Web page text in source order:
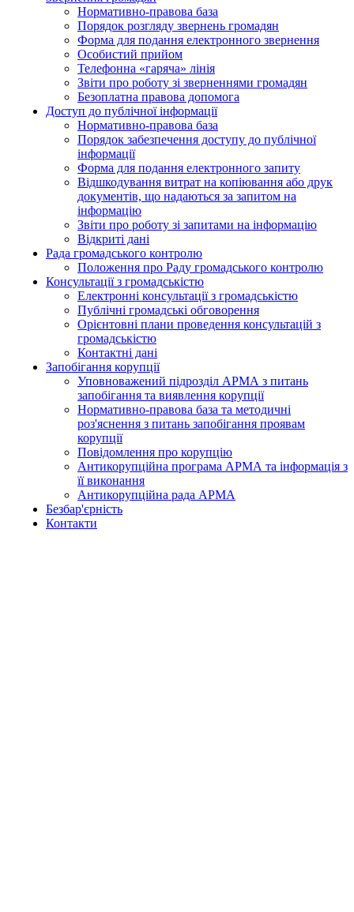
Нормативно-правова база
Порядок розгляду звернень громадян
Форма для подання електронного звернення
Особистий прийом
Телефонна «гаряча» лінія
Звіти про роботу зі зверненнями громадян
Безоплатна правова допомога
Доступ до публічної інформації
Нормативно-правова база
Порядок забезпечення доступу до публічної
інформації
Форма для подання електронного запиту
Відшкодування витрат на копіювання або друк
документів, що надаються за запитом на
інформацію
Звіти про роботу зі запитами на інформацію
Відкриті дані
Рада громадського контролю
Положення про Раду громадського контролю
Консультації з громадськістю
Електронні консультації з громадськістю
Публічні громадські обговорення
Орієнтовні плани проведення консультацій з
громадськістю
Контактні дані
Запобігання корупції
Уповноважений підрозділ АРМА з питань
запобігання та виявлення корупції
Нормативно-правова база та методичні
роз'яснення з питань запобігання проявам
корупції
Повідомлення про корупцію
Антикорупційна програма АРМА та інформація з
її виконання
Антикорупційна рада АРМА
Безбар'єрність
Контакти